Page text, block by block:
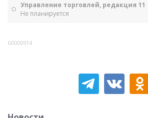
Управление торговлей, редакция 11
Не планируется
60000914